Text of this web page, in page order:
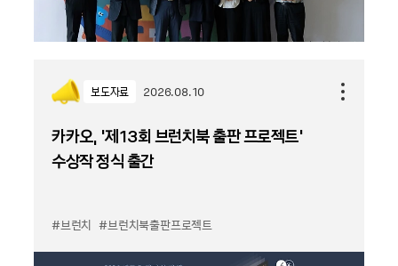
보도자료 2026.08.10
카카오, '제13회 브런치북 출판 프로젝트'
수상작 정식 출간
#브런치 #브런치북출판프로젝트